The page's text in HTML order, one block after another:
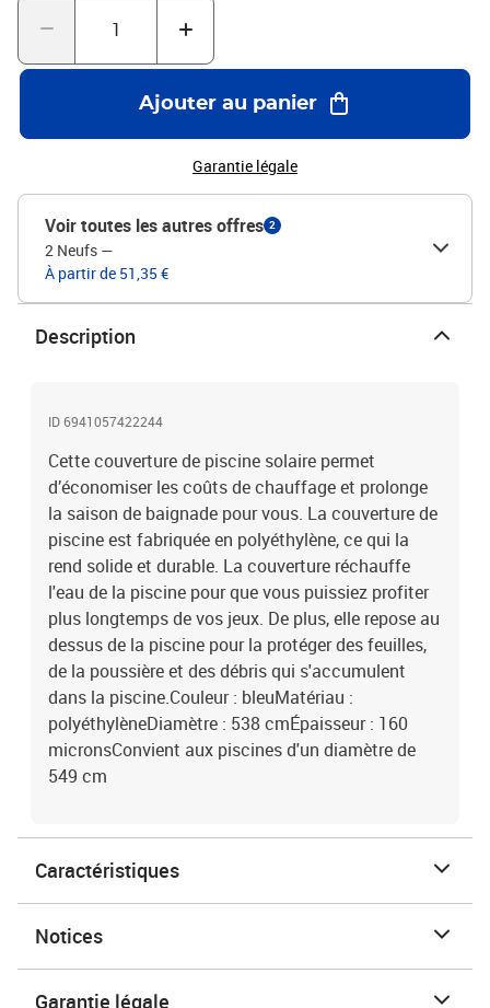
Ajouter au panier
Garantie légale
Voir toutes les autres offres 2
2 Neufs —
À partir de 51,35 €
Description
ID 6941057422244
Cette couverture de piscine solaire permet
d’économiser les coûts de chauffage et prolonge
la saison de baignade pour vous. La couverture de
piscine est fabriquée en polyéthylène, ce qui la
rend solide et durable. La couverture réchauffe
l'eau de la piscine pour que vous puissiez profiter
plus longtemps de vos jeux. De plus, elle repose au
dessus de la piscine pour la protéger des feuilles,
de la poussière et des débris qui s'accumulent
dans la piscine.Couleur : bleuMatériau :
polyéthylèneDiamètre : 538 cmÉpaisseur : 160
micronsConvient aux piscines d'un diamètre de
549 cm
Caractéristiques
Notices
Garantie légale